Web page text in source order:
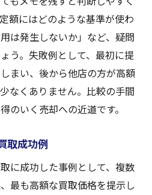
額にはどのような基準が使わ
は発生しないか」など、疑問
う。失敗例として、最初に提
まい、後から他店の方が高額
なくありません。比較の手間
のいく売却への近道です。
取成功例
に成功した事例として、複数
最も高額な買取価格を提示し